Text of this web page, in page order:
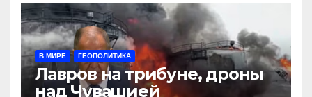
В МИРЕ ГЕОПОЛИТИКА
Лавров на трибуне, дроны
над Чувашией